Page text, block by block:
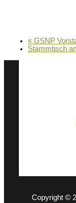
«GSNP
Stammtisch
Copyright ©